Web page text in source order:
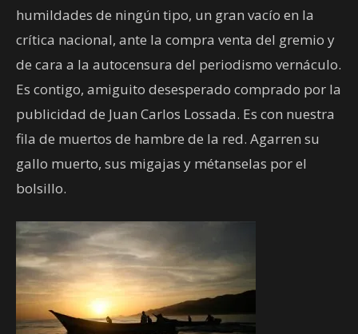
humildades de ningún tipo, un gran vacío en la
crítica nacional, ante la compra venta del gremio y
de cara a la autocensura del periodismo vernáculo.
Es contigo, amiguito desesperado comprado por la
publicidad de Juan Carlos Lossada. Es con nuestra
fila de muertos de hambre de la red. Agarren su
gallo muerto, sus migajas y métanselas por el
bolsillo.